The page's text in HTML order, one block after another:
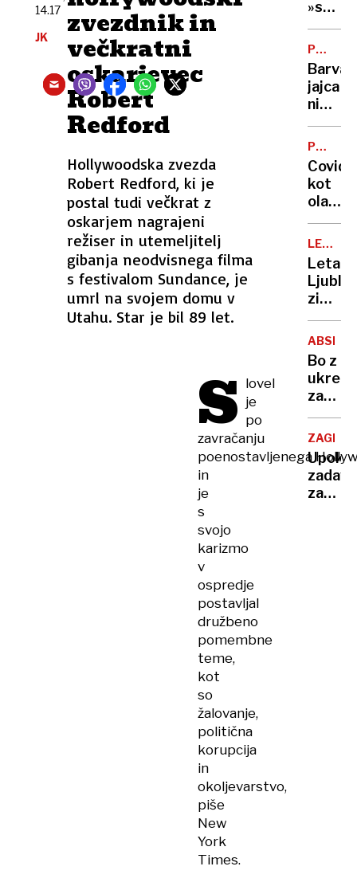
zvezdnik in
večkratni
oskarjevec
Robert
Redford
Hollywoodska zvezda
Robert Redford, ki je
postal tudi večkrat z
oskarjem nagrajeni
režiser in utemeljitelj
gibanja neodvisnega filma
s festivalom Sundance, je
umrl na svojem domu v
Utahu. Star je bil 89 let.
14.17
JK
S lovel
je
po
zavračanju
poenostavljenega
in
je
s
svojo
karizmo
v
ospredje
postavljal
družbeno
pomembne
teme,
kot
so
žalovanje,
politična
korupcija
in
okoljevarstvo,
piše
New
York
Times.
v
jih je
zakon?
Vse,
kar
vedeti
o
o
KOTIČEK
Barva
jajca
ni
glede
šteje
samo
ena
stvar
(in
to ni
lupina)
ZLORAB
Covid
kot
pri
zlorab
otrok
zimski
vozni
red
in tri
nove
Bo z
ukrepi
za
še
več
ZAGREB
zadavil
zaradi